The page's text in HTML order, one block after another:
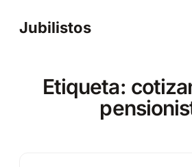
Jubilistos
Etiqueta: